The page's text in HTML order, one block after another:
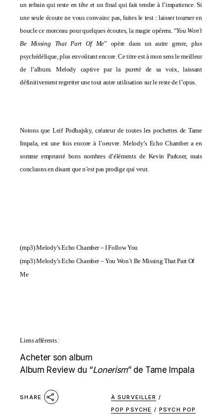
un refrain qui reste en tête et un final qui fait tendre à l’impatience. Si
une seule écoute ne vous convainc pas, faites le test : laisser tourner en
boucle ce morceau pour quelques écoutes, la magie opérera. “You Won’t
Be Missing That Part Of Me” opère dans un autre genre, plus
psychédélique, plus envoûtant encore. Ce titre est à mon sens le meilleur
de l’album. Melody captive par la pureté de sa voix, laissant
définitivement regretter une tout autre utilisation sur le reste de l’opus.
Notons que Leif Podhajsky, créateur de toutes les pochettes de Tame
Impala, est une fois encore à l’oeuvre. Melody’s Echo Chamber a en
somme emprunté bons nombres d’éléments de Kevin Parkner, mais
concluons en disant que n’est pas prodige qui veut.
(mp3)Melody’s Echo Chamber – I Follow You
(mp3)Melody’s Echo Chamber – You Won’t Be Missing That Part Of
Me
Liens afférents :
Acheter son album
Album Review du “Lonerism” de Tame Impala
SHARE À SURVEILLER /
POP PSYCHE / PSYCH POP